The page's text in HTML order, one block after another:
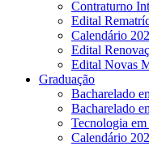
Contraturno
Edital
Calendário
Edital
Edital Novas
Graduação
Bacharelado
Bacharelado
Tecnologia
Calendário